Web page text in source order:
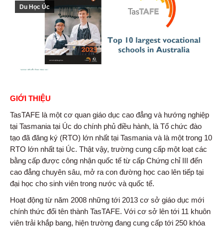
Du Học Úc
GIỚI THIỆU
TasTAFE là một cơ quan giáo dục cao đẳng và hướng nghiệp
tại Tasmania tại Úc do chính phủ điều hành, là Tổ chức đào
tạo đã đăng ký (RTO) lớn nhất tại Tasmania và là một trong 10
RTO lớn nhất tại Úc. Thật vậy, trường cung cấp một loạt các
bằng cấp được công nhận quốc tế từ cấp Chứng chỉ III đến
cao đẳng chuyên sâu, mở ra con đường học cao lên tiếp tại
đại học cho sinh viên trong nước và quốc tế.
Hoạt động từ năm 2008 những tới 2013 cơ sở giáo dục mới
chính thức đổi tên thành TasTAFE. Với cơ sở lên tới 11 khuôn
viên trải khắp bang, hiện trường đang cung cấp tới 250 khóa